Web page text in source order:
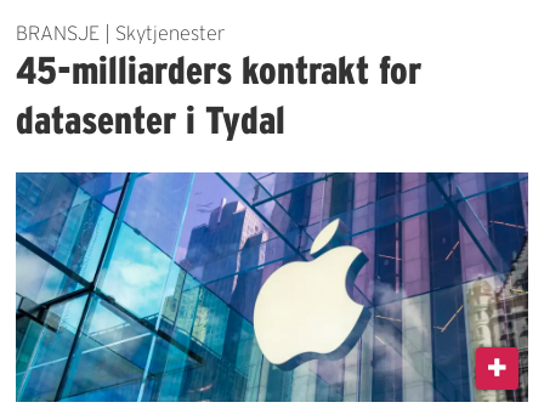
BRANSJE | Skytjenester
45-milliarders kontrakt for
datasenter i Tydal